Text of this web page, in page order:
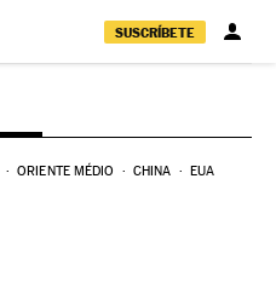
SUSCRÍBETE
ORIENTE MÉDIO CHINA EUA